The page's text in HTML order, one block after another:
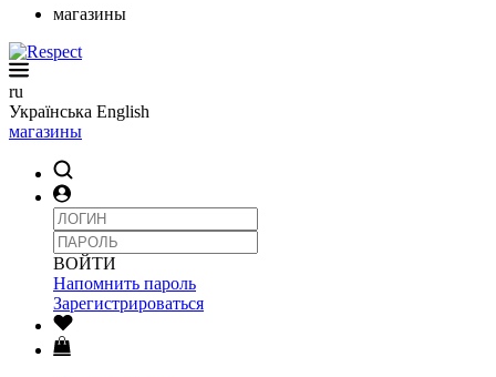
магазины
ru
Українська English
магазины
ВОЙТИ
Напомнить пароль
Зарегистрироваться